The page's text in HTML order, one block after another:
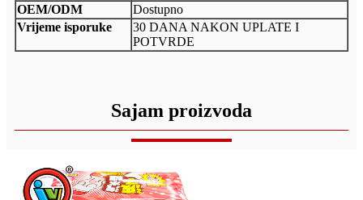
OEM/ODM
Dostupno
Vrijeme isporuke
30 DANA NAKON UPLATE I
POTVRDE
Sajam proizvoda